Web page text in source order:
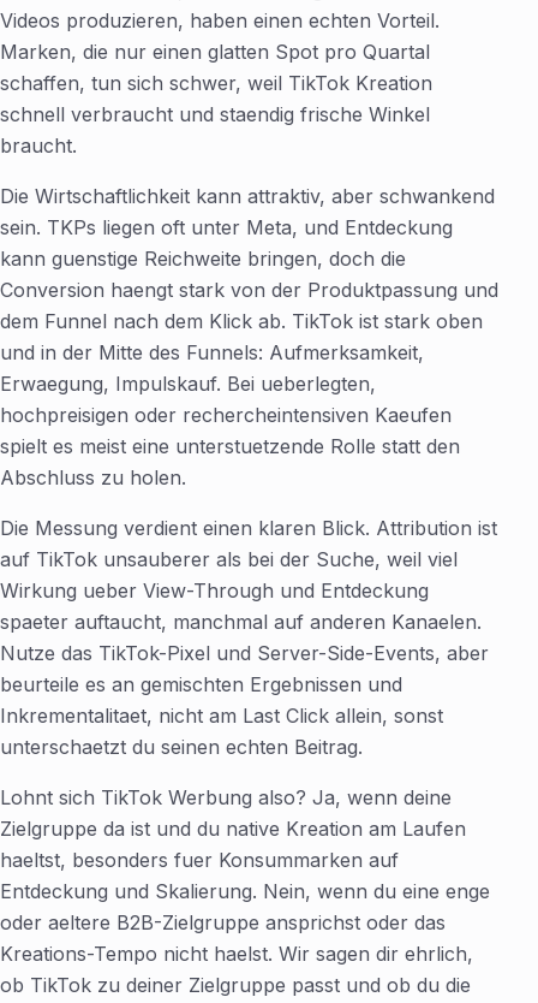
Videos produzieren, haben einen echten Vorteil.
Marken, die nur einen glatten Spot pro Quartal
schaffen, tun sich schwer, weil TikTok Kreation
schnell verbraucht und staendig frische Winkel
braucht.
Die Wirtschaftlichkeit kann attraktiv, aber schwankend
sein. TKPs liegen oft unter Meta, und Entdeckung
kann guenstige Reichweite bringen, doch die
Conversion haengt stark von der Produktpassung und
dem Funnel nach dem Klick ab. TikTok ist stark oben
und in der Mitte des Funnels: Aufmerksamkeit,
Erwaegung, Impulskauf. Bei ueberlegten,
hochpreisigen oder rechercheintensiven Kaeufen
spielt es meist eine unterstuetzende Rolle statt den
Abschluss zu holen.
Die Messung verdient einen klaren Blick. Attribution ist
auf TikTok unsauberer als bei der Suche, weil viel
Wirkung ueber View-Through und Entdeckung
spaeter auftaucht, manchmal auf anderen Kanaelen.
Nutze das TikTok-Pixel und Server-Side-Events, aber
beurteile es an gemischten Ergebnissen und
Inkrementalitaet, nicht am Last Click allein, sonst
unterschaetzt du seinen echten Beitrag.
Lohnt sich TikTok Werbung also? Ja, wenn deine
Zielgruppe da ist und du native Kreation am Laufen
haeltst, besonders fuer Konsummarken auf
Entdeckung und Skalierung. Nein, wenn du eine enge
oder aeltere B2B-Zielgruppe ansprichst oder das
Kreations-Tempo nicht haelst. Wir sagen dir ehrlich,
ob TikTok zu deiner Zielgruppe passt und ob du die